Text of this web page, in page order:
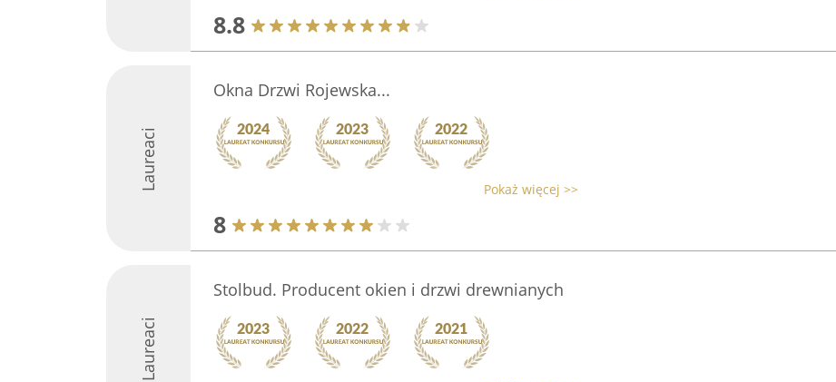
8.8
Laureaci
Okna Drzwi Rojewska...
Pokaż więcej >>
8
Laureaci
Stolbud. Producent okien i drzwi drewnianych